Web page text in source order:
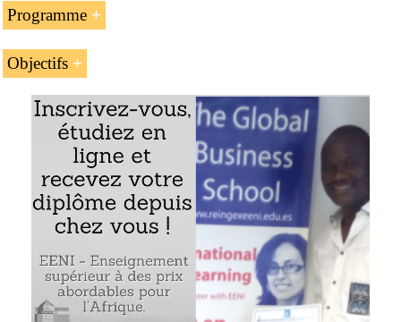
Programme
L’Afrique du Sud : le
Bay est London, Ngqura, Port Élizabeth, Mossel
Bay, le Cap, Saldanha
La Namibie : le
port de Walvis Bay
Exemple :
Objectifs
Les buts de l’unité d’enseignement « Les ports de
l’Afrique australe » sont :
Connaitre les ports les plus importants de l’Afrique
australe
Analyser les principales caractéristiques des ports
de l’Afrique australe